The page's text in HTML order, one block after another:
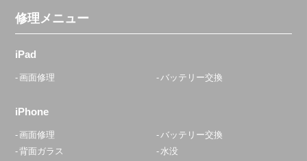
修理メニュー
iPad
画面修理 バッテリー交換
iPhone
画面修理
バッテリー交換
背面ガラス
水没